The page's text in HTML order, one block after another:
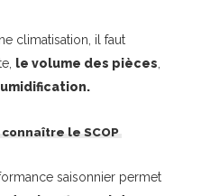
climatisation, il faut
le volume des pièces
le SCOP
saisonnier permet